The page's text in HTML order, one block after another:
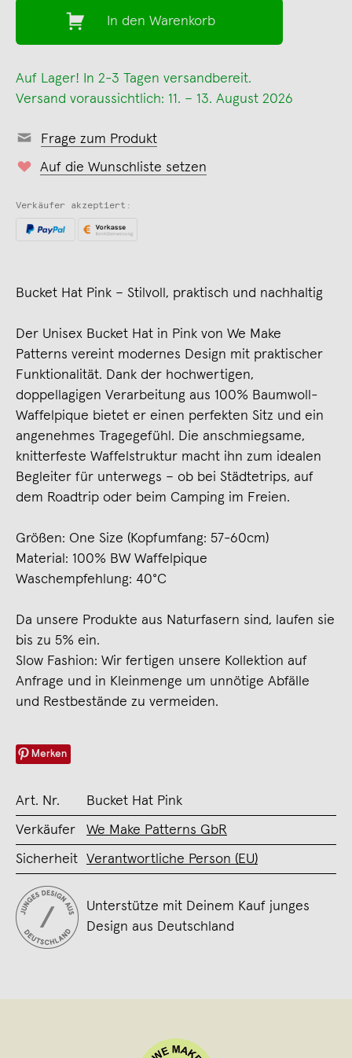
In den Warenkorb
Auf Lager! In 2-3 Tagen versandbereit.
Versand voraussichtlich: 11. – 13. August 2026
Frage zum Produkt
Auf die Wunschliste setzen
Verkäufer akzeptiert:
Bucket Hat Pink – Stilvoll, praktisch und nachhaltig
Der Unisex Bucket Hat in Pink von We Make
Patterns vereint modernes Design mit praktischer
Funktionalität. Dank der hochwertigen,
doppellagigen Verarbeitung aus 100% Baumwoll-
Waffelpique bietet er einen perfekten Sitz und ein
angenehmes Tragegefühl. Die anschmiegsame,
knitterfeste Waffelstruktur macht ihn zum idealen
Begleiter für unterwegs – ob bei Städtetrips, auf
dem Roadtrip oder beim Camping im Freien.
Größen: One Size (Kopfumfang: 57-60cm)
Material: 100% BW Waffelpique
Waschempfehlung: 40°C
Da unsere Produkte aus Naturfasern sind, laufen sie
bis zu 5% ein.
Slow Fashion: Wir fertigen unsere Kollektion auf
Anfrage und in Kleinmenge um unnötige Abfälle
und Restbestände zu vermeiden.
Merken
Art. Nr. Bucket Hat Pink
Verkäufer We Make Patterns GbR
Sicherheit Verantwortliche Person (EU)
Unterstütze mit Deinem Kauf junges
Design aus Deutschland